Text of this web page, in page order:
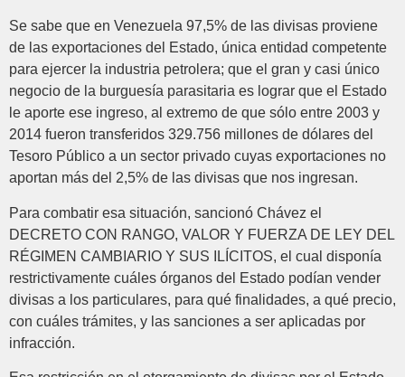
Se sabe que en Venezuela 97,5% de las divisas proviene
de las exportaciones del Estado, única entidad competente
para ejercer la industria petrolera; que el gran y casi único
negocio de la burguesía parasitaria es lograr que el Estado
le aporte ese ingreso, al extremo de que sólo entre 2003 y
2014 fueron transferidos 329.756 millones de dólares del
Tesoro Público a un sector privado cuyas exportaciones no
aportan más del 2,5% de las divisas que nos ingresan.
Para combatir esa situación, sancionó Chávez el
DECRETO CON RANGO, VALOR Y FUERZA DE LEY DEL
RÉGIMEN CAMBIARIO Y SUS ILÍCITOS, el cual disponía
restrictivamente cuáles órganos del Estado podían vender
divisas a los particulares, para qué finalidades, a qué precio,
con cuáles trámites, y las sanciones a ser aplicadas por
infracción.